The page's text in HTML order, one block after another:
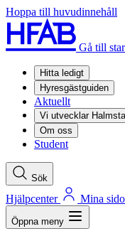
Hoppa till huvudinnehåll
Gå till
Hitta ledigt
Hyresgästguiden
Aktuellt
Vi utvecklar
Om oss
Student
Sök
Hjälpcenter Mina
Öppna meny